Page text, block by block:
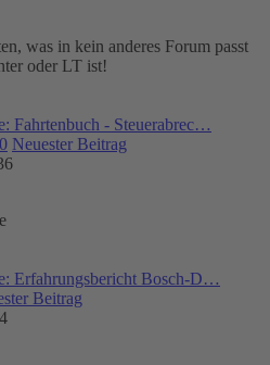
was in kein anderes Forum passt
oder LT ist!
Fahrtenbuch - Steuerabrec…
Neuester Beitrag
Erfahrungsbericht Bosch-D…
Beitrag